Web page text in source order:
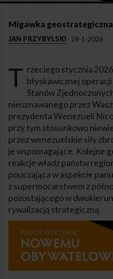
Migawka
JAN PRZYBYLSKI · 28-1-2026
T rzeciego stycznia
błyskawicznej
Stanów
nieuznawanego przez
prezydenta Wenezueli
przy tym stosunkowo
przez wenezuelskie siły
je wspomagające. Kolejne
reakcje władz państw
pouczająca w aspekcie
z supermocarstwem z
pozostającego w
rywalizacją strategiczną.